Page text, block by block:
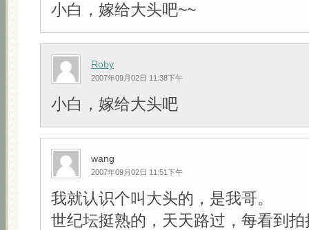
小白，嫁给大头吧~~
Roby
2007年09月02日 11:38下午
小白，嫁给大头吧
wang
2007年09月02日 11:51下午
我就认识个叫大头的，是我哥。
世纪坛挺熟的，天天路过，每看到